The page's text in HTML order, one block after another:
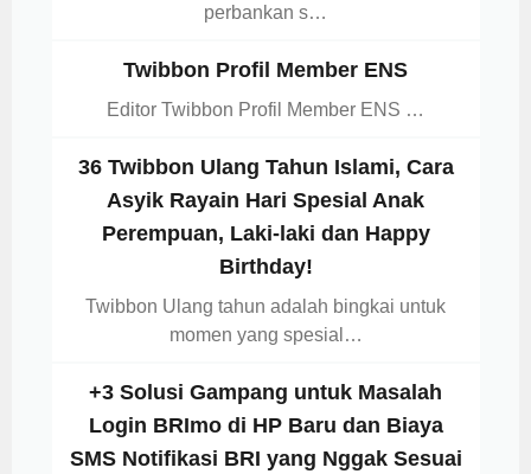
perbankan s…
Twibbon Profil Member ENS
Editor Twibbon Profil Member ENS …
36 Twibbon Ulang Tahun Islami, Cara
Asyik Rayain Hari Spesial Anak
Perempuan, Laki-laki dan Happy
Birthday!
Twibbon Ulang tahun adalah bingkai untuk
momen yang spesial…
+3 Solusi Gampang untuk Masalah
Login BRImo di HP Baru dan Biaya
SMS Notifikasi BRI yang Nggak Sesuai